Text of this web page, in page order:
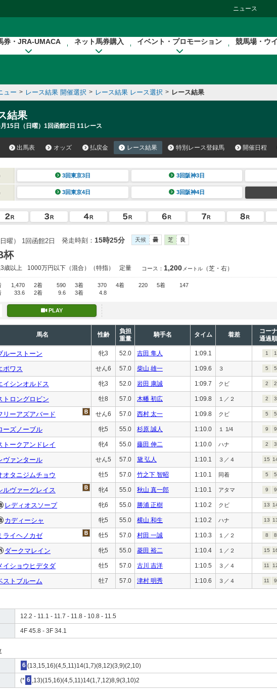
ニュース
券・JRA-UMACA ネット馬券購入 イベント・プロモーション 競馬場・ウ
ュー > レース結果 開催選択 > レース結果 レース選択 > レース結果
結果
15日（日曜）1回函館2日 11レース
出馬表 オッズ 払戻金 レース結果 特別レース登録馬 開催日程
3回東京3日 3回阪神3日
3回東京4日 3回阪神4日
曜） 1回函館2日 発走時刻： 15時25分 天候 曇 芝 良
杯
歳以上 1000万円以下 （混合）（特指） 定量 コース： 1,200 メートル （芝・右）
1,470 2着 590 3着 370 4着 220 5着
147
33.6 2着 9.6 3着 4.8
PLAY
馬名 性齢
負担
重量
騎手名 タイム 着差
コー
通過
ルーストーン 牝3 52.0 吉田 隼人 1:09.1 1 1
ポワス せん6 57.0 柴山 雄一 1:09.6 ３ 5 5
イシンオルドス 牝3 52.0 岩田 康誠 1:09.7 クビ 2 2
トロングロビン 牡8 57.0 木幡 初広 1:09.8 １／２ 2 3
リーアズアバード せん6 57.0 西村 太一 1:09.8 クビ 5 5
ーズノーブル 牝5 55.0 杉原 誠人 1:10.0 １ 1/4 9 9
トークアンドレイ 牝4 55.0 藤田 伸二 1:10.0 ハナ 2 3
ヴァンタール せん5 57.0 黛 弘人 1:10.1 ３／４ 15
オタニジムチョウ 牡5 57.0 竹之下 智昭 1:10.1 同着 5 5
ルヴァーグレイス 牝4 55.0 秋山 真一郎 1:10.1 アタマ 9 9
レディオスソープ 牝6 55.0 勝浦 正樹 1:10.2 クビ 13
カディーシャ 牝5 55.0 横山 和生 1:10.2 ハナ 13
ライヘノカゼ 牡5 57.0 村田 一誠 1:10.3 １／２ 8 8
ダークマレイン 牝5 55.0 菱田 裕二 1:10.4 １／２ 15
イショウヒデタダ 牡5 57.0 古川 吉洋 1:10.5 ３／４ 11
ストブルーム 牡7 57.0 津村 明秀 1:10.6 ３／４ 11 9
12.2 - 11.1 - 11.7 - 11.8 - 10.8 - 11.5
4F 45.8 - 3F 34.1
6 (13,15,16)(4,5,11)14(1,7)(8,12)(3,9)(2,10)
(* 6 ,13)(15,16)(4,5,11)14(1,7,12)8,9(3,10)2